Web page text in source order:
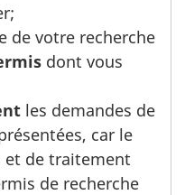
de votre recherche
dont vous
les demandes de
car le
et de traitement
de recherche